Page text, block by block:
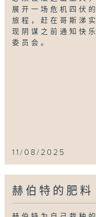
展开一场危机四伏的
旅程，赶在哥斯涕实
现阴谋之前通知快乐
委员会。
11/08/2025
赫伯特的肥料